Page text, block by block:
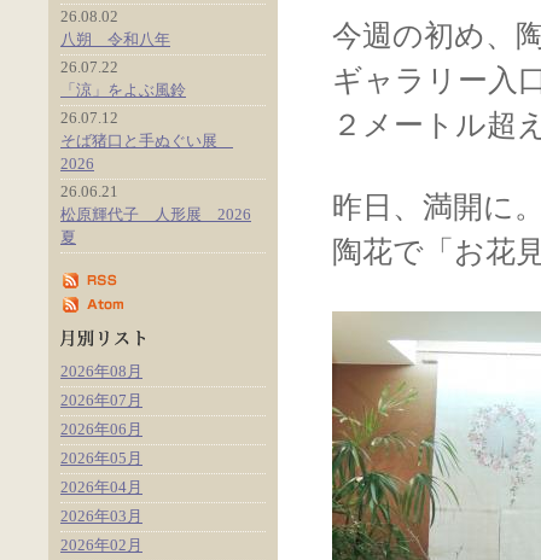
今週の初め、
ギャラリー入
２メートル超
昨日、満開に
陶花で「お花
26.08.02
八朔 令和八年
26.07.22
「涼」をよぶ風鈴
26.07.12
そば猪口と手ぬぐい展
2026
26.06.21
松原輝代子 人形展 2026
夏
2026年08月
2026年07月
2026年06月
2026年05月
2026年04月
2026年03月
2026年02月